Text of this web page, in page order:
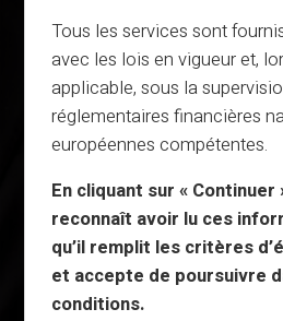
Tous les services sont
avec les lois en vigueur et,
applicable, sous la
réglementaires financières
européennes compétentes.
En cliquant sur « Continuer
reconnaît avoir lu ces
qu’il remplit les critères
et accepte de poursuivre
conditions.